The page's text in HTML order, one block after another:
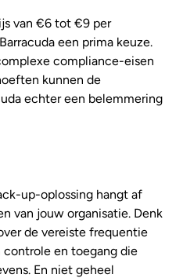
van €6 tot €9 per
een prima keuze.
compliance-eisen
kunnen de
echter een belemmering
up-oplossing hangt af
van jouw organisatie. Denk
de vereiste frequentie
controle en toegang die
En niet geheel